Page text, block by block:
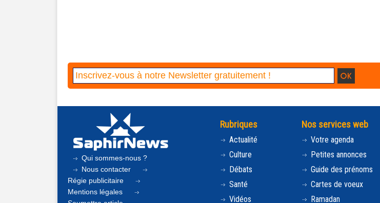
Qui sommes-nous ?
Nous contacter
Régie publicitaire
Mentions légales
Rubriques
Actualité
Culture
Débats
Santé
Vidéos
Nos services web
Votre agenda
Petites annonces
Guide des prénoms
Cartes de voeux
Ramadan